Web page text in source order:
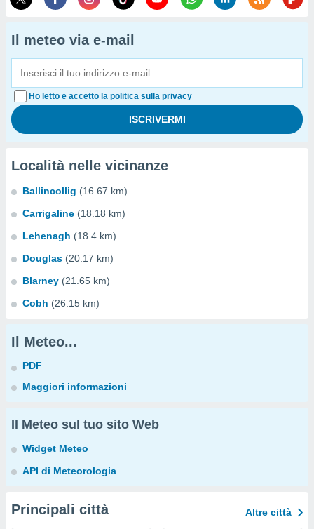
Il meteo via e-mail
Ho letto e accetto la politica sulla privacy
Località nelle vicinanze
Ballincollig (16.67 km)
Carrigaline (18.18 km)
Lehenagh (18.4 km)
Douglas (20.17 km)
Blarney (21.65 km)
Cobh (26.15 km)
Il Meteo...
PDF
Maggiori informazioni
Il Meteo sul tuo sito Web
Widget Meteo
API di Meteorologia
Principali città Altre città